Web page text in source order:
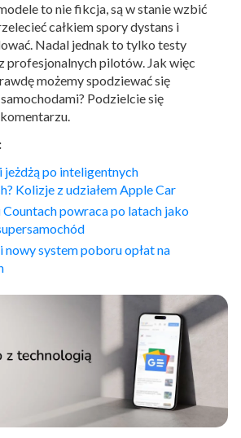
to nie fikcja, są w stanie wzbić
całkiem spory dystans i
Nadal jednak to tylko testy
profesjonalnych pilotów. Jak więc
możemy spodziewać się
Podzielcie się
po inteligentnych
Kolizje z udziałem Apple Car
powraca po latach jako
nowy system poboru opłat na